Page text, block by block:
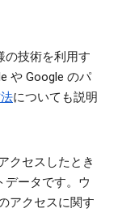
の技術を利用す
や Google のパ
についても説明
クセスしたとき
データです。ウ
アクセスに関す